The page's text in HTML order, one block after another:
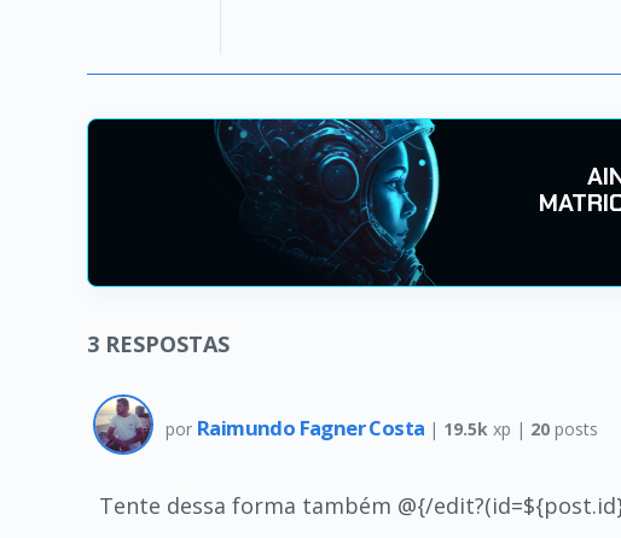
3 RESPOSTAS
por Raimundo Fagner Costa | 19.5k xp | 20posts
Tente dessa forma também @{/